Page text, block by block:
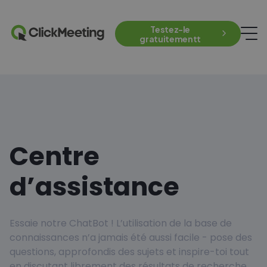
Testez-le
gratuitementt
Centre
d’assistance
Essaie notre ChatBot ! L’utilisation de la base de
connaissances n’a jamais été aussi facile - pose des
questions, approfondis des sujets et inspire-toi tout